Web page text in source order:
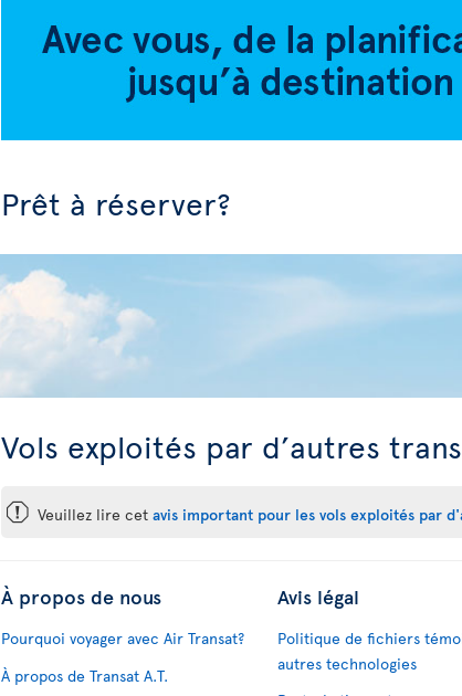
Prêt à réserver?
Vols exploités par d’autres
ü Veuillez lire cet avis important pour les vols exploités par
À propos de nous
Pourquoi voyager avec Air Transat?
À propos de Transat A.T.
Avis légal
Politique de fichiers
autres technologies